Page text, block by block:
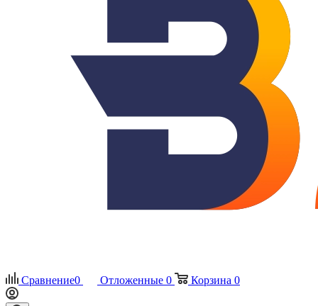
Сравнение0 Отложенные 0 Корзина 0